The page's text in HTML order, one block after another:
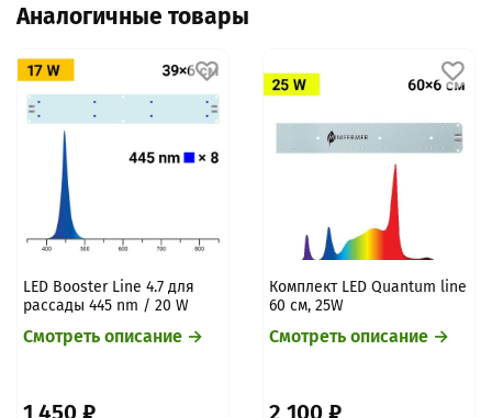
Аналогичные товары
LED Booster Line 4.7 для
рассады 445 nm / 20 W
Смотреть описание →
Комплект LED Quantum line
60 см, 25W
Смотреть описание →